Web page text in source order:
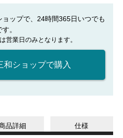
ョップで、24時間365日いつでも
。
営業日のみとなります。
和ショップで購入
品詳細 仕様